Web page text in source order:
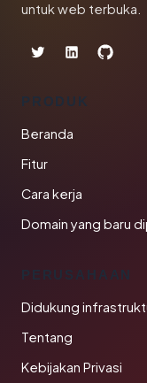
untuk web terbuka.
PRODUK
Beranda
Fitur
Cara kerja
Domain yang baru
PERUSAHAAN
Didukung
Tentang
Kebijakan Privasi